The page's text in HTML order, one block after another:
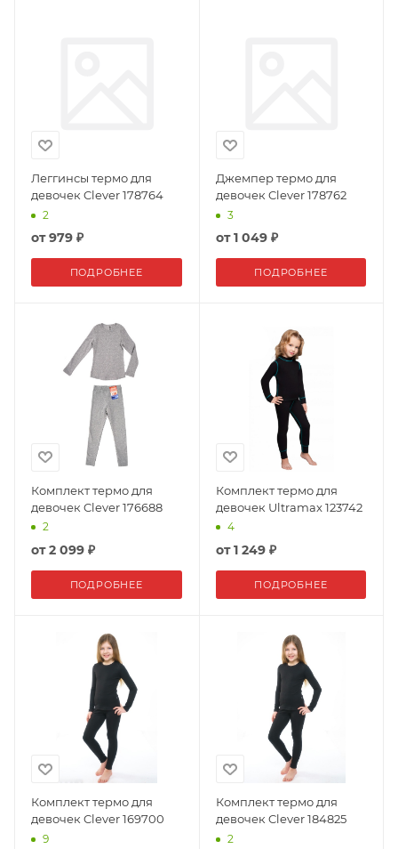
Леггинсы термо для
девочек Clever 178764
2
от979 ₽
ПОДРОБНЕЕ
Джемпер термо для
девочек Clever 178762
3
от1 049 ₽
ПОДРОБНЕЕ
Комплект термо для
девочек Clever 176688
2
от2 099 ₽
ПОДРОБНЕЕ
Комплект термо для
девочек Ultramax 123742
4
от1 249 ₽
ПОДРОБНЕЕ
Комплект термо для
девочек Clever 169700
9
Комплект термо для
девочек Clever 184825
2